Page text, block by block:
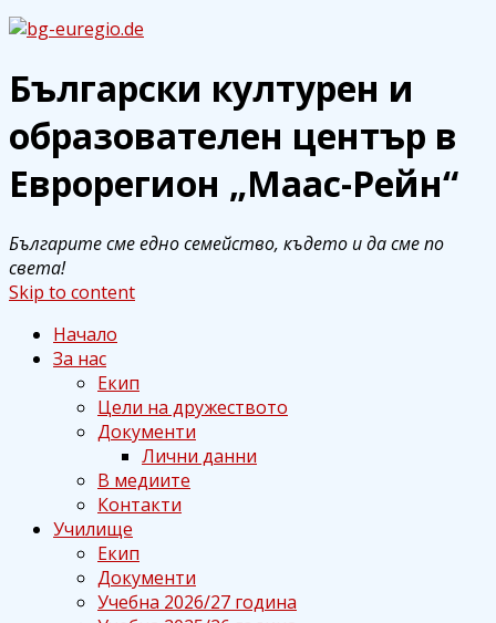
bg-euregio.de
Български културен и
образователен център в
Еврорегион „Маас-Рейн“
Български културен и
образователен център в
Еврорегион „Маас-Рейн“
Българите сме едно семейство, където и да сме по
света!
Skip to content
Начало
За нас
Екип
Цели на дружеството
Документи
Лични данни
В медиите
Контакти
Училище
Екип
Документи
Учебна 2026/27 година